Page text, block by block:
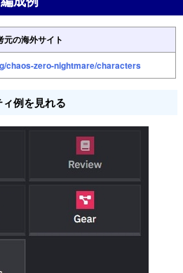
元の海外サイト
chaos-zero-nightmare/characters
例を見れる